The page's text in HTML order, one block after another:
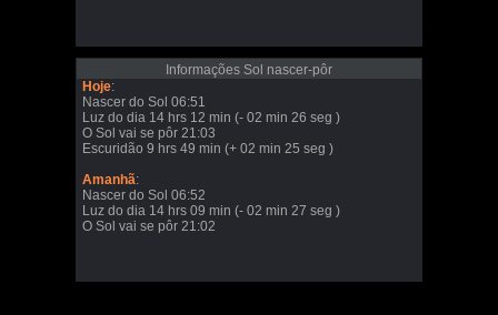
Informações Sol nascer-pôr
Hoje:
Nascer do Sol 06:51
Luz do dia 14 hrs 12 min (- 02 min 26 seg )
O Sol vai se pôr 21:03
Escuridão 9 hrs 49 min (+ 02 min 25 seg )
Amanhã:
Nascer do Sol 06:52
Luz do dia 14 hrs 09 min (- 02 min 27 seg )
O Sol vai se pôr 21:02